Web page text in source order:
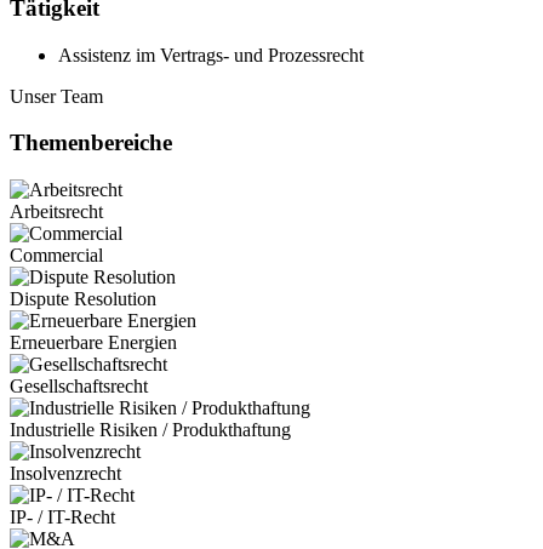
Tätigkeit
Assistenz im Vertrags- und Prozessrecht
Unser Team
Themenbereiche
Arbeitsrecht
Commercial
Dispute Resolution
Erneuerbare Energien
Gesellschaftsrecht
Industrielle Risiken / Produkthaftung
Insolvenzrecht
IP- / IT-Recht